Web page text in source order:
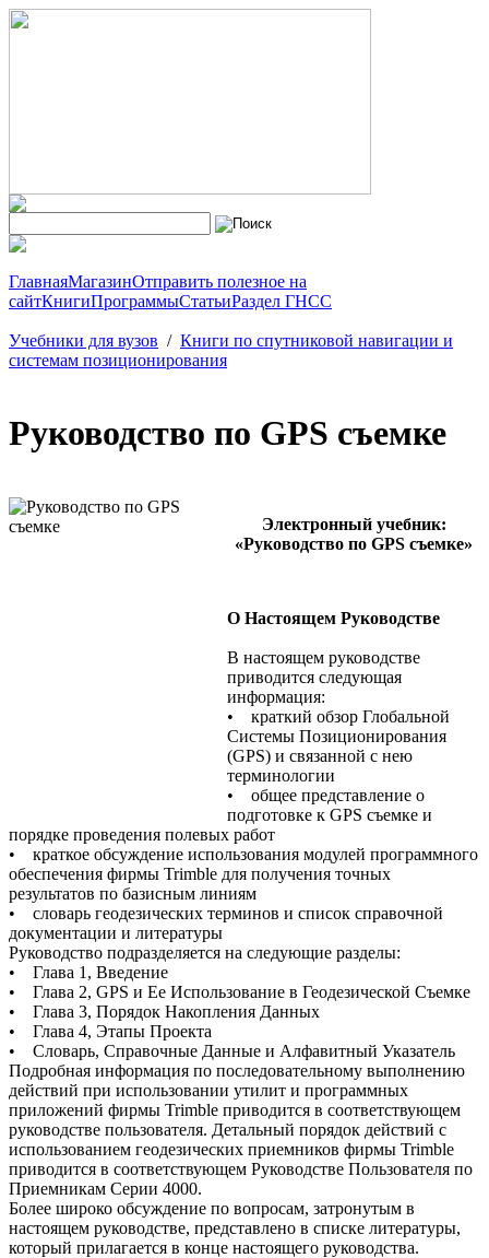
ГлавнаяМагазинОтправить полезное на
сайтКнигиПрограммыСтатьиРаздел ГНСС
Учебники для вузов / Книги по спутниковой навигации и
системам позиционирования
Руководство по GPS съемке
Электронный учебник:
«Руководство по GPS съемке»
О Настоящем Руководстве
В настоящем руководстве
приводится следующая
информация:
• краткий обзор Глобальной
Системы Позиционирования
(GPS) и связанной с нею
терминологии
• общее представление о
подготовке к GPS съемке и
порядке проведения полевых работ
• краткое обсуждение использования модулей программного
обеспечения фирмы Trimble для получения точных
результатов по базисным линиям
• словарь геодезических терминов и список справочной
документации и литературы
Руководство подразделяется на следующие разделы:
• Глава 1, Введение
• Глава 2, GPS и Ее Использование в Геодезической Съемке
• Глава 3, Порядок Накопления Данных
• Глава 4, Этапы Проекта
• Словарь, Справочные Данные и Алфавитный Указатель
Подробная информация по последовательному выполнению
действий при использовании утилит и программных
приложений фирмы Trimble приводится в соответствующем
руководстве пользователя. Детальный порядок действий с
использованием геодезических приемников фирмы Trimble
приводится в соответствующем Руководстве Пользователя по
Приемникам Серии 4000.
Более широко обсуждение по вопросам, затронутым в
настоящем руководстве, представлено в списке литературы,
который прилагается в конце настоящего руководства.